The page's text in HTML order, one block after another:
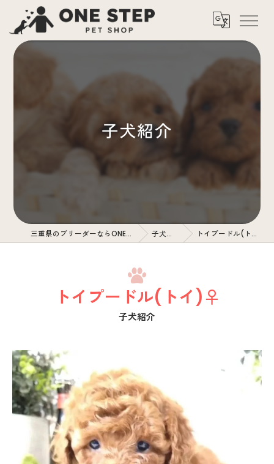
子犬紹介
三重県のブリーダーならONE STEP 子犬紹介 トイプードル(トイ)♀
子犬紹介
トイプードル(トイ)♀